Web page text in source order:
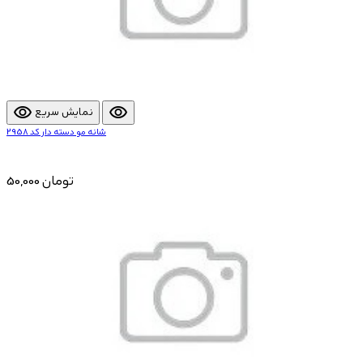
visibility نمایش سریع visibility
شانه مو دسته دار کد 2958
50,000 تومان